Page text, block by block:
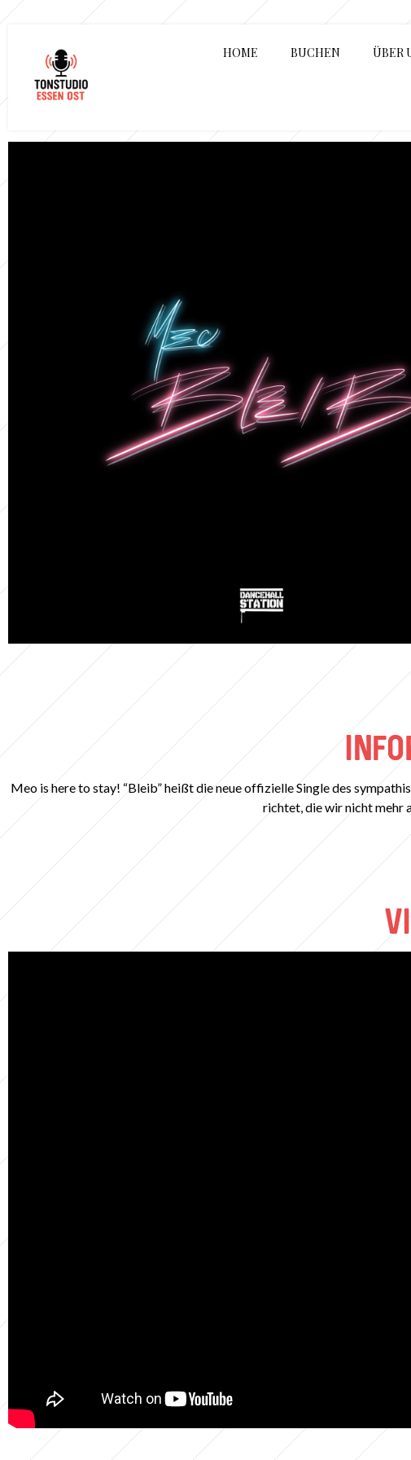
HOME BUCHEN ÜBER
Meo is here to stay! “Bleib” heißt die neue offizielle Single des
richtet, die wir nicht mehr